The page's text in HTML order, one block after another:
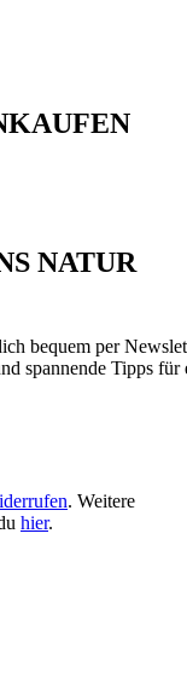
NATUR
bequem per
spannende Tipps für
. Weitere
hier.